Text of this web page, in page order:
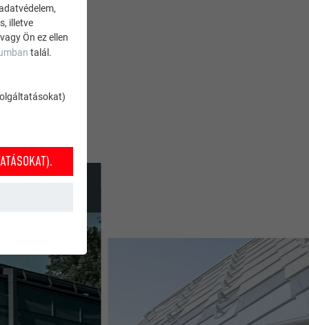
illetve
Ön ez ellen
talál.